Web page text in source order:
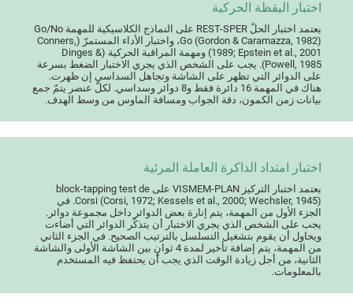
اختبار اليقظة الحركية
يعتمد اختبار الحلّ REST-SPER على النماذج الكلاسيكية للمهمة Go/No
Go (Gordon & Caramazza, 1982)، واختبار الأداء المستمرّ (Conners,
1989; Epstein et al., 2001) ومهمة المراقبة الحركية (Dinges &
Powell, 1985). يجب على الشخص الذي يجري الاختبار الضغط بسرعة
على الدوائر التي تظهر على الشاشة وتجاهل السداسي إن ظهرت.
هناك في المهمة 16 دائرة فقط و8 دوائر وسداسي. لكلّ عنصر يتمّ جمع
بيانات زمن الكمون، دقة الجواب ومسافة الماوس من وسط الهدف.
اختبار امتداد الذاكرة العاملة المرئية
يعتمد اختبار التركيز VISMEM-PLAN على block-tapping test de
Corsi (Corsi, 1972; Kessels et al., 2000; Wechsler, 1945). في
الجزء الأول من المهمة، يتم إنارة بعض الدوائر داخل مجموعة دوائر.
يجب على الشخص الذي يجري الاختبار أن يتذكّر الدوائر التي أضاءت
ويحاول أن يقوم بتشغيل التسلسل بالترتيب الصحيح. في الجزء الثاني
من المهمة، يتم إضافة تأخير لمدة 4 ثوانٍ بين الشاشة الأولى والشاشة
الثانية، من أجل زيادة الوقت الذي يجب أن يحتفظ فيه المستخدم
بالمعلومات.